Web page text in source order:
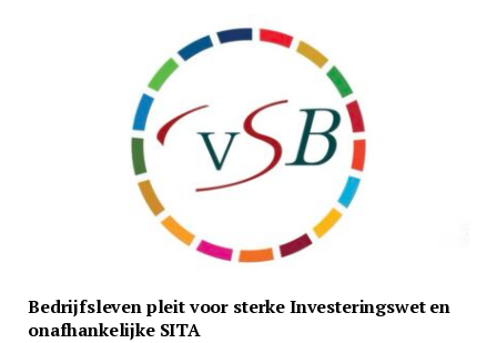
Bedrijfsleven pleit voor sterke Investeringswet en
onafhankelijke SITA